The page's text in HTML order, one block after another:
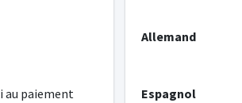
au paiement
Allemand
Espagnol